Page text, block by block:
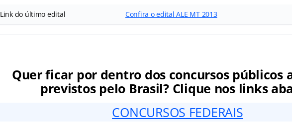
Link do último edital Confira o edital ALE MT 2013
Quer ficar por dentro dos concursos públicos
previstos pelo Brasil? Clique nos links
CONCURSOS FEDERAIS